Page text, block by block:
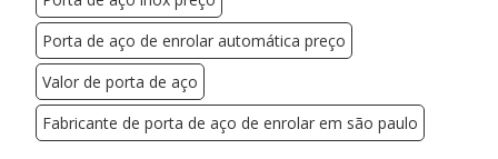
Porta de aço de enrolar automática preço
Valor de porta de aço
Fabricante de porta de aço de enrolar em são paulo